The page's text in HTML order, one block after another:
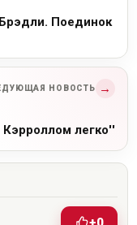
Поединок
НОВОСТЬ →
легко''